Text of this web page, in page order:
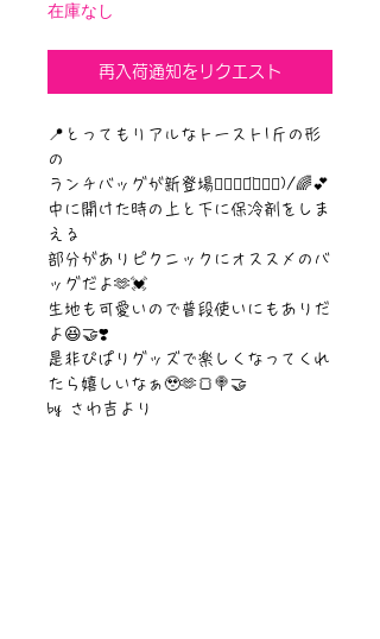
在庫なし
再入荷通知をリクエスト
📍とってもリアルなトースト1斤の形
の
ランチバッグが新登場๑⃙⃘◡̈๑⃙⃘)/🌈💕
中に開けた時の上と下に保冷剤をしま
える
部分がありピクニックにオススメのバ
ッグだよ🫶💓
生地も可愛いので普段使いにもありだ
よ😆🤝❣️
是非ぴぱりグッズで楽しくなってくれ
たら嬉しいなぁ🥹🫶🍞🍭🤝
by さわ吉より